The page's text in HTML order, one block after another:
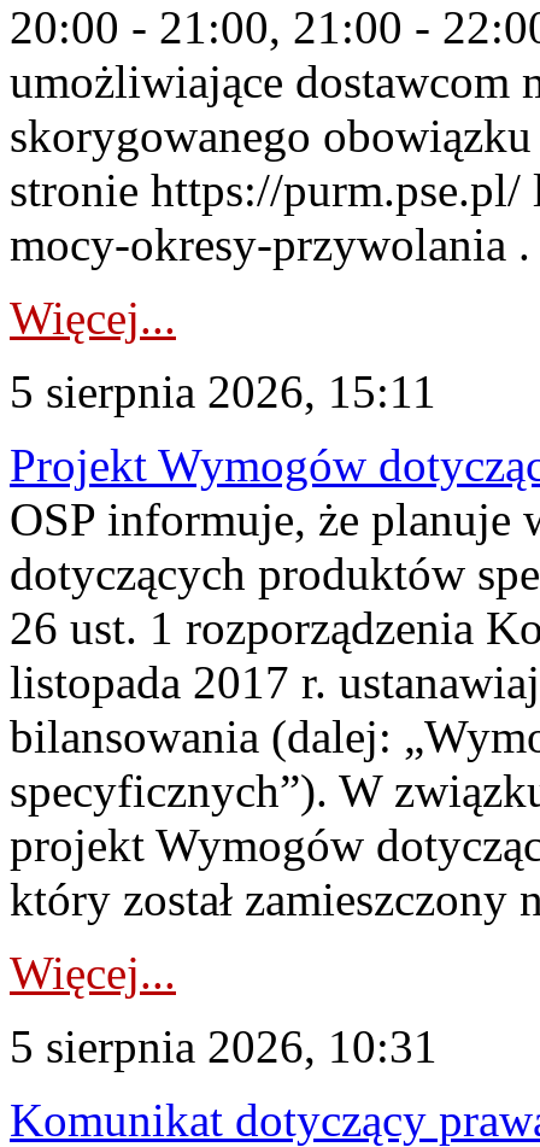
20:00 - 21:00, 21:00 -
umożliwiające dostawcom
skorygowanego
stronie https://
mocy-okresy-przywolania
Więcej...
5 sierpnia 2026, 15:11
Projekt Wymogów
OSP informuje, że planuje
dotyczących produktów
26 ust. 1 rozporządzenia
listopada 2017 r.
bilansowania (dalej:
specyficznych”). W
projekt Wymogów
który został zamieszczony
Więcej...
5 sierpnia 2026, 10:31
Komunikat dotyczący